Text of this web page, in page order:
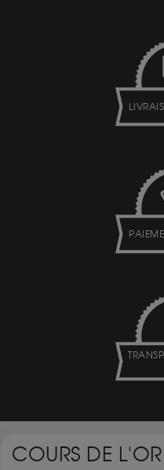
COURS DE